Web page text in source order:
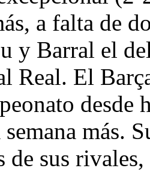
a falta de
y Barral el
Real. El
desde
más.
de sus